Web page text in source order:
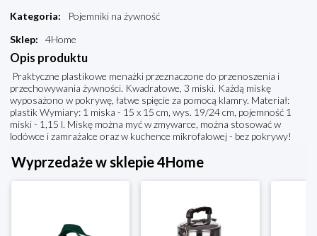
Kategoria:
Pojemniki na żywność
Sklep: 4Home
Opis produktu
Praktyczne plastikowe menażki przeznaczone do przenoszenia i
przechowywania żywności. Kwadratowe, 3 miski. Każdą miskę
wyposażono w pokrywę, łatwe spięcie za pomocą klamry. Materiał:
plastik Wymiary: 1 miska - 15 x 15 cm, wys. 19/24 cm, pojemność 1
miski - 1,15 l. Miskę można myć w zmywarce, można stosować w
lodówce i zamrażalce oraz w kuchence mikrofalowej - bez pokrywy!
Wyprzedaże w sklepie 4Home